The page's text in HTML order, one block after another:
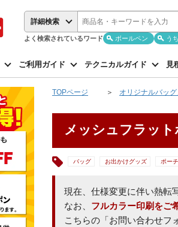
詳細検索
よく検索されているワード ボールペン う
ご利用ガイド テクニカルガイド 見
TOPページ オリジナルバッ
メッシュフラッ
バッグ お出かけグッズ ポーチ
現在、仕様変更に伴い熱転
なお、 フルカラー印刷をご
こちらの「お問い合わせフ